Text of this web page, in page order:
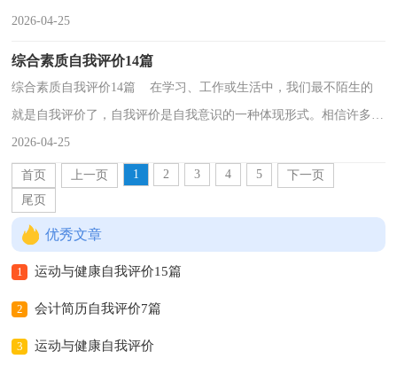
我评价呢？下面是小编收集整理的员工自我评价，仅供...
2026-04-25
综合素质自我评价14篇
综合素质自我评价14篇 在学习、工作或生活中，我们最不陌生的
就是自我评价了，自我评价是自我意识的一种体现形式。相信许多人
会觉得自我评价很难写吧，下面是小编帮大家整理的...
2026-04-25
首页 上一页 1 2 3 4 5
下一页
尾页
优秀文章
1 运动与健康自我评价15篇
2 会计简历自我评价7篇
3 运动与健康自我评价